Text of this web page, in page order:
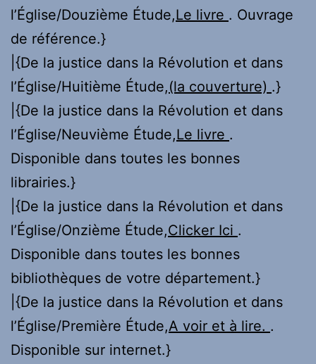
l’Église/Douzième Étude,Le livre . Ouvrage
de référence.}
|{De la justice dans la Révolution et dans
l’Église/Huitième Étude,(la couverture) .}
|{De la justice dans la Révolution et dans
l’Église/Neuvième Étude,Le livre .
Disponible dans toutes les bonnes
librairies.}
|{De la justice dans la Révolution et dans
l’Église/Onzième Étude,Clicker Ici .
Disponible dans toutes les bonnes
bibliothèques de votre département.}
|{De la justice dans la Révolution et dans
l’Église/Première Étude,A voir et à lire. .
Disponible sur internet.}